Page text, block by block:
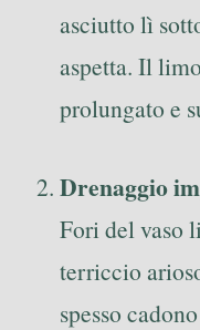
asciutto lì
aspetta. Il
prolungato e
Drenaggio
Fori del vaso
terriccio
spesso